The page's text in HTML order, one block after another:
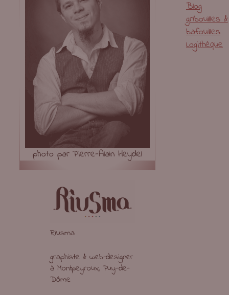
photo par Pierre-Alain Heydel
Riusma
graphiste & web-designer
à Montpeyroux, Puy-de-
Dôme
Blog
gribouilles &
bafouilles
Logithèque